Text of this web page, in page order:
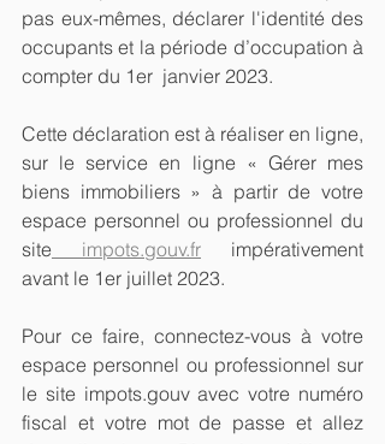
pas eux-mêmes, déclarer l'identité des
occupants et la période d’occupation à
compter du 1er  janvier 2023.
Cette déclaration est à réaliser en ligne,
sur le service en ligne « Gérer mes
biens immobiliers » à partir de votre
espace personnel ou professionnel du
site impots.gouv.fr impérativement
avant le 1er juillet 2023.
Pour ce faire, connectez-vous à votre
espace personnel ou professionnel sur
le site impots.gouv avec votre numéro
fiscal et votre mot de passe et allez